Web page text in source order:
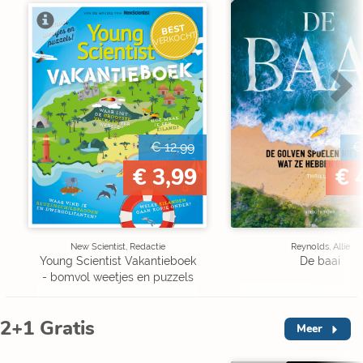
BEST
VERKOCHT
€ 12,99
€ 3,99
New Scientist, Redactie
Young Scientist Vakantieboek
- bomvol weetjes en puzzels
€
€
Reynolds, Allie
De baai
2+1 Gratis Meer